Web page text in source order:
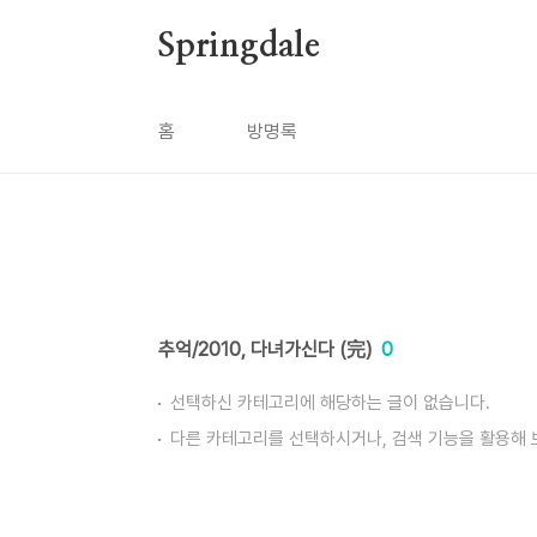
Springdale
홈 방명록
추억/2010, 다녀가신다 (完) 0
선택하신 카테고리에 해당하는 글이 없습니다.
다른 카테고리를 선택하시거나, 검색 기능을 활용해